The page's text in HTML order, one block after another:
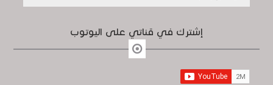
إشترك في قناتي على اليوتوب